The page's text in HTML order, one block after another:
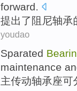
forward.
提出了 阻尼轴承
youdao
Sparated
maintenance
主传动轴承座可